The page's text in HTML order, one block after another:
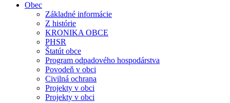
Obec
Základné informácie
Z histórie
KRONIKA OBCE
PHSR
Štatút obce
Program odpadového hospodárstva
Povodeň v obci
Civilná ochrana
Projekty v obci
Projekty v obci